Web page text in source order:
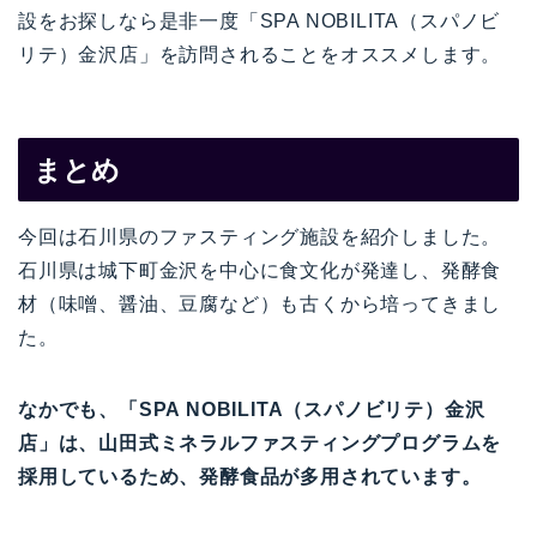
設をお探しなら是非一度「SPA NOBILITA（スパノビ
リテ）金沢店」を訪問されることをオススメします。
まとめ
今回は石川県のファスティング施設を紹介しました。
石川県は城下町金沢を中心に食文化が発達し、発酵食
材（味噌、醤油、豆腐など）も古くから培ってきまし
た。
なかでも、「SPA NOBILITA（スパノビリテ）金沢
店」は、山田式ミネラルファスティングプログラムを
採用しているため、発酵食品が多用されています。